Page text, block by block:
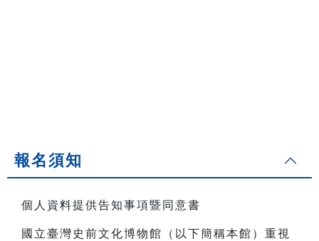
報名須知
個人資料提供告知事項暨同意書
國立臺灣史前文化博物館（以下簡稱本館）重視